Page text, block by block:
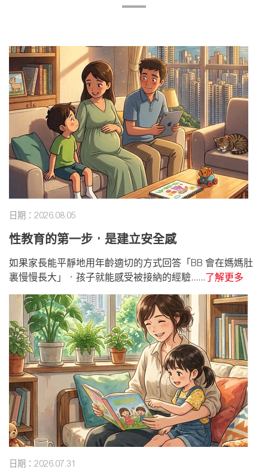
日期：2026.08.05
性教育的第一步，是建立安全感
如果家長能平靜地用年齡適切的方式回答「BB 會在媽媽肚
裏慢慢長大」，孩子就能感受被接納的經驗......了解更多
日期：2026.07.31